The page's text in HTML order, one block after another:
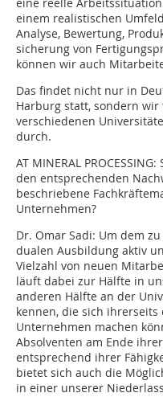
eine reelle
einem realistischen
Analyse, Bewertung,
sicherung von
können wir auch
Das findet nicht nur in
Harburg statt, sondern wir
verschiedenen
durch.
AT MINERAL PROCESSING:
den entsprechenden
beschriebene
Unternehmen?
Dr. Omar Sadi: Um dem
dualen Ausbildung aktiv
Vielzahl von neuen
läuft dabei zur Hälfte in
anderen Hälfte an der
kennen, die sich
Unternehmen machen
Absolventen am Ende
entsprechend ihrer
bietet sich auch die
in einer unserer